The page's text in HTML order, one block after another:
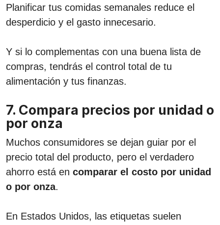
Planificar tus comidas semanales reduce el
desperdicio y el gasto innecesario.
Y si lo complementas con una buena lista de
compras, tendrás el control total de tu
alimentación y tus finanzas.
7. Compara precios por unidad o
por onza
Muchos consumidores se dejan guiar por el
precio total del producto, pero el verdadero
ahorro está en comparar el costo por unidad
o por onza.
En Estados Unidos, las etiquetas suelen